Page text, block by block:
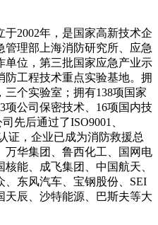
2002年，是国家高新技术企
管理部上海消防研究所、应急
单位，第三批国家应急产业示
工程技术重点实验基地。拥
个实验室；拥有138项国家
项公司保密技术、16项国内技
先后通过了ISO9001、
证，企业已成为消防救援总
万华集团、鲁西化工、国网电
能、成飞集团、中国航天、
东风汽车、宝钢股份、SEI
辰、沙特能源、巴斯夫等大